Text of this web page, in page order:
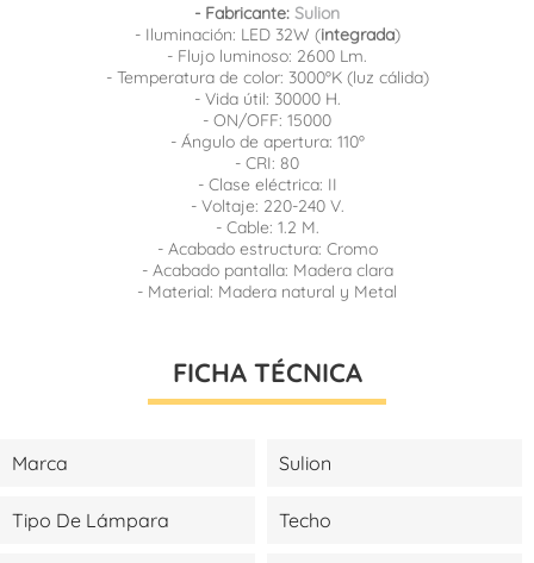
- Fabricante: Sulion
- Iluminación: LED 32W (integrada)
- Flujo luminoso: 2600 Lm.
- Temperatura de color: 3000ºK (luz cálida)
- Vida útil: 30000 H.
- ON/OFF: 15000
- Ángulo de apertura: 110º
- CRI: 80
- Clase eléctrica: II
- Voltaje: 220-240 V.
- Cable: 1.2 M.
- Acabado estructura: Cromo
- Acabado pantalla: Madera clara
- Material: Madera natural y Metal
FICHA TÉCNICA
Marca Sulion
Tipo De Lámpara Techo